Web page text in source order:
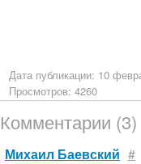
Дата публикации: 10
Просмотров: 4260
Комментарии (3)
Михаил Баевский #